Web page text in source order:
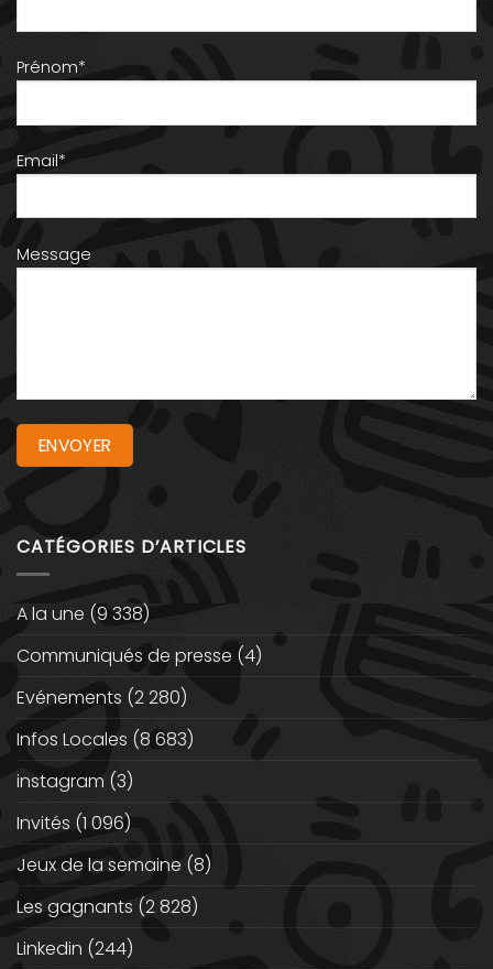
Prénom*
Email*
Message
CATÉGORIES D’ARTICLES
A la une (9 338)
Communiqués de presse (4)
Evénements (2 280)
Infos Locales (8 683)
instagram (3)
Invités (1 096)
Jeux de la semaine (8)
Les gagnants (2 828)
Linkedin (244)